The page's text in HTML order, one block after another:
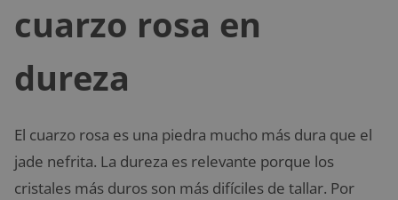
cuarzo rosa en
dureza
El cuarzo rosa es una piedra mucho más dura que el
jade nefrita. La dureza es relevante porque los
cristales más duros son más difíciles de tallar. Por